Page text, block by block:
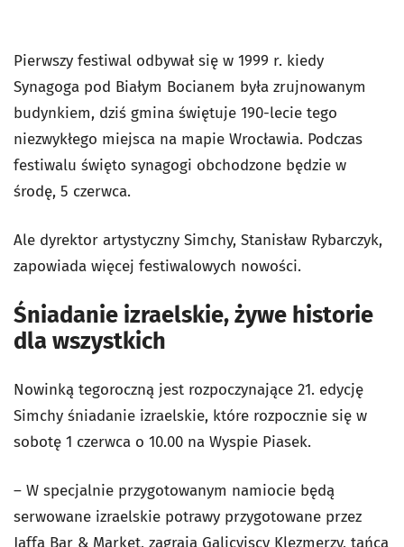
Pierwszy festiwal odbywał się w 1999 r. kiedy
Synagoga pod Białym Bocianem była zrujnowanym
budynkiem, dziś gmina świętuje 190-lecie tego
niezwykłego miejsca na mapie Wrocławia. Podczas
festiwalu święto synagogi obchodzone będzie w
środę, 5 czerwca.
Ale dyrektor artystyczny Simchy, Stanisław Rybarczyk,
zapowiada więcej festiwalowych nowości.
Śniadanie izraelskie, żywe historie
dla wszystkich
Nowinką tegoroczną jest rozpoczynające 21. edycję
Simchy śniadanie izraelskie, które rozpocznie się w
sobotę 1 czerwca o 10.00 na Wyspie Piasek.
– W specjalnie przygotowanym namiocie będą
serwowane izraelskie potrawy przygotowane przez
Jaffa Bar & Market, zagrają Galicyjscy Klezmerzy, tańca